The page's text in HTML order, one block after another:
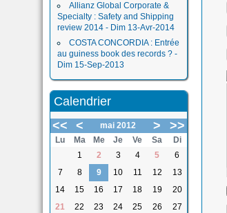
Allianz Global Corporate &
Specialty : Safety and Shipping
review 2014 - Dim 13-Avr-2014
COSTA CONCORDIA : Entrée
au guiness book des records ? -
Dim 15-Sep-2013
Calendrier
<<
< mai 2012 > >>
Lu Ma Me Je Ve Sa
Di
1
2 3 4 5
6
7
8 9 10 11 12
13
14
15 16 17 18 19
20
21
22 23 24 25 26 27